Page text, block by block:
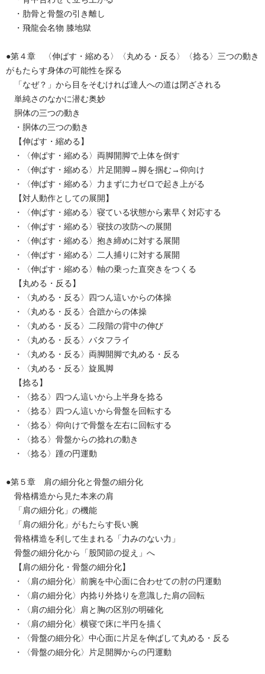
・肋骨と骨盤の引き離し
・飛龍会名物 膝地獄
●第４章 〈伸ばす・縮める〉〈丸める・反る〉〈捻る〉三つの動き
がもたらす身体の可能性を探る
「なぜ？」から目をそむければ達人への道は閉ざされる
単純さのなかに潜む奥妙
胴体の三つの動き
・胴体の三つの動き
【伸ばす・縮める】
・〈伸ばす・縮める〉両脚開脚で上体を倒す
・〈伸ばす・縮める〉片足開脚→脚を掴む→仰向け
・〈伸ばす・縮める〉力まずに力ゼロで起き上がる
【対人動作としての展開】
・〈伸ばす・縮める〉寝ている状態から素早く対応する
・〈伸ばす・縮める〉寝技の攻防への展開
・〈伸ばす・縮める〉抱き締めに対する展開
・〈伸ばす・縮める〉二人捕りに対する展開
・〈伸ばす・縮める〉軸の乗った直突きをつくる
【丸める・反る】
・〈丸める・反る〉四つん這いからの体操
・〈丸める・反る〉合蹠からの体操
・〈丸める・反る〉二段階の背中の伸び
・〈丸める・反る〉バタフライ
・〈丸める・反る〉両脚開脚で丸める・反る
・〈丸める・反る〉旋風脚
【捻る】
・〈捻る〉四つん這いから上半身を捻る
・〈捻る〉四つん這いから骨盤を回転する
・〈捻る〉仰向けで骨盤を左右に回転する
・〈捻る〉骨盤からの捻れの動き
・〈捻る〉踵の円運動
●第５章 肩の細分化と骨盤の細分化
骨格構造から見た本来の肩
「肩の細分化」の機能
「肩の細分化」がもたらす長い腕
骨格構造を利して生まれる「力みのない力」
骨盤の細分化から「股関節の捉え」へ
【肩の細分化・骨盤の細分化】
・〈肩の細分化〉前腕を中心面に合わせての肘の円運動
・〈肩の細分化〉内捻り外捻りを意識した肩の回転
・〈肩の細分化〉肩と胸の区別の明確化
・〈肩の細分化〉横寝で床に半円を描く
・〈骨盤の細分化〉中心面に片足を伸ばして丸める・反る
・〈骨盤の細分化〉片足開脚からの円運動